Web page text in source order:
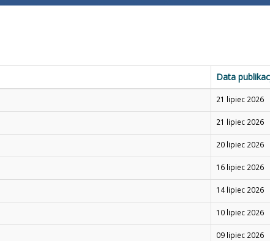
Data
21 lipiec 2026
21 lipiec 2026
20 lipiec 2026
16 lipiec 2026
14 lipiec 2026
10 lipiec 2026
09 lipiec 2026